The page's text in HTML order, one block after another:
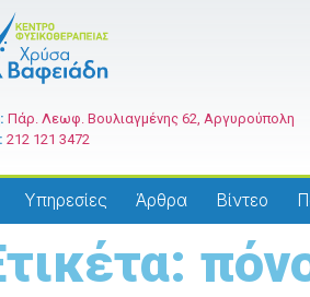
Πάρ. Λεωφ. Βουλιαγμένης 62, Αργυρούπολη
212 121 3472
Υπηρεσίες Άρθρα Βίντεο